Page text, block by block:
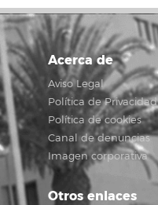
Acerca de
Aviso Legal
Política de Privacidad
Política de cookies
Canal de denuncias
Imagen corporativa
Otros enlaces